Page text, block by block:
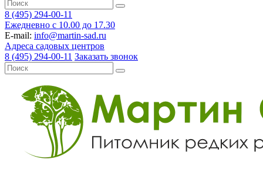
8 (495) 294-00-11
Ежедневно с 10.00 до 17.30
E-mail: info@martin-sad.ru
Адреса садовых центров
8 (495) 294-00-11 Заказать звонок